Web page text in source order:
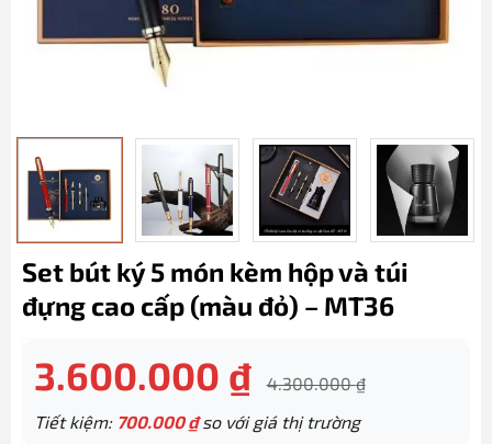
Set bút ký 5 món kèm hộp và túi
đựng cao cấp (màu đỏ) – MT36
3.600.000 ₫ 4.300.000₫
Tiết kiệm: 700.000₫so với giá thị trường